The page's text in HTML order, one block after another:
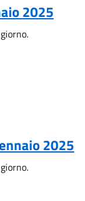
2025
2025